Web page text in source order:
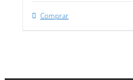
Comprar